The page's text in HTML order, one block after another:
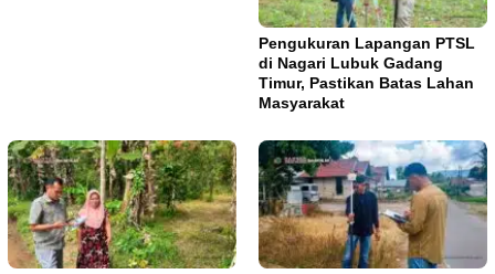
Pengukuran Lapangan PTSL
di Nagari Lubuk Gadang
Timur, Pastikan Batas Lahan
Masyarakat